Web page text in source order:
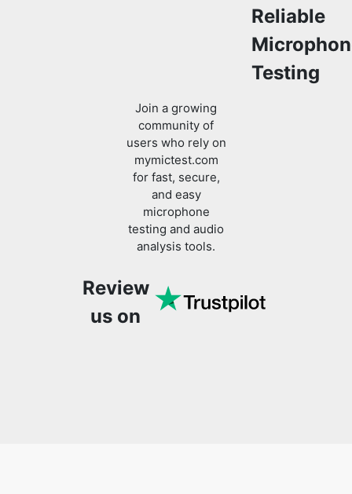
Reliable
Testing
Join a growing
community of
users who rely on
mymictest.com
for fast, secure,
and easy
microphone
testing and audio
analysis tools.
Review
us on